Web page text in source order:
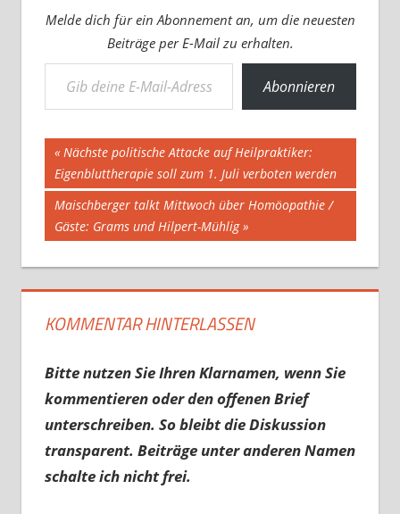
Melde dich für ein Abonnement an, um die neuesten
Beiträge per E-Mail zu erhalten.
Gib deine E-Mail-Adresse ein ...
Abonnieren
Beitragsnavigation
Vorheriger
Beitrag:
Nächste politische Attacke auf Heilpraktiker:
Eigenbluttherapie soll zum 1. Juli verboten werden
Nächster
Beitrag:
Maischberger talkt Mittwoch über Homöopathie /
Gäste: Grams und Hilpert-Mühlig
KOMMENTAR HINTERLASSEN
Bitte nutzen Sie Ihren Klarnamen, wenn Sie
kommentieren oder den offenen Brief
unterschreiben. So bleibt die Diskussion
transparent. Beiträge unter anderen Namen
schalte ich nicht frei.